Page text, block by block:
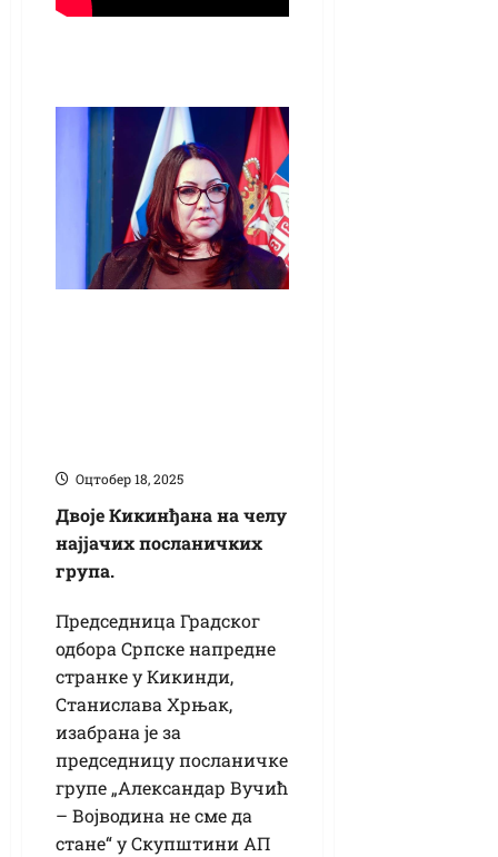
Оцтобер 18, 2025
Двоје Кикинђана на челу
најјачих посланичких
група.
Председница Градског
одбора Српске напредне
странке у Кикинди,
Станислава Хрњак,
изабрана је за
председницу посланичке
групе „Александар Вучић
– Војводина не сме да
стане“ у Скупштини АП